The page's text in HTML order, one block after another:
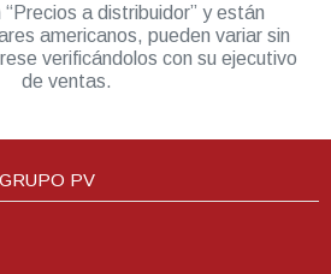
“Precios a distribuidor” y están
americanos, pueden variar sin
verificándolos con su ejecutivo
de ventas.
PV